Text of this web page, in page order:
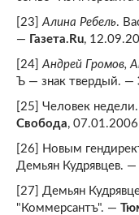
[23]Алина Ребель.
— Газета.Ru,
[24]Андрей Громов,
Ъ — знак твердый. —
[25] Человек
Свобода, 07.01.2006
[26] Новым
Демьян Кудрявцев. —
[27] Демьян
"Коммерсантъ". —